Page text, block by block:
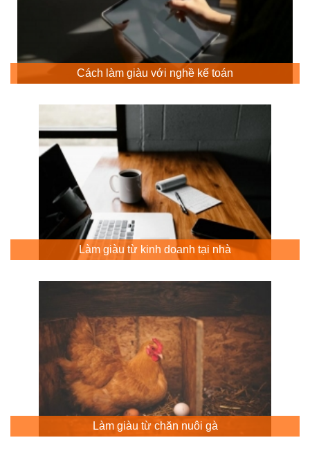
Cách làm giàu với nghề kế toán
Làm giàu từ kinh doanh tại nhà
Làm giàu từ chăn nuôi gà